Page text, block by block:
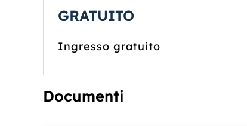
GRATUITO
Ingresso gratuito
Documenti